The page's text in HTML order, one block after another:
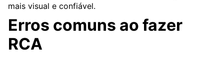
mais visual e confiável.
Erros comuns ao fazer
RCA